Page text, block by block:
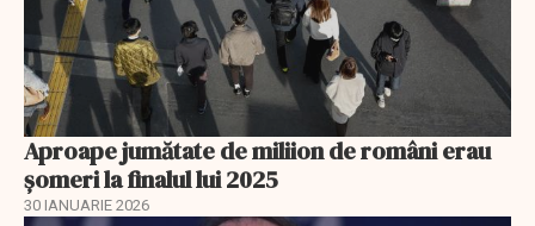
Aproape jumătate de miliion de români erau
șomeri la finalul lui 2025
30 IANUARIE 2026